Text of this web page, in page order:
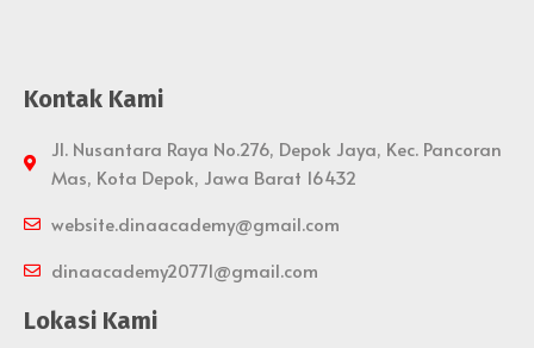
Kontak Kami
Jl. Nusantara Raya No.276, Depok Jaya, Kec. Pancoran
Mas, Kota Depok, Jawa Barat 16432
website.dinaacademy@gmail.com
dinaacademy20771@gmail.com
Lokasi Kami